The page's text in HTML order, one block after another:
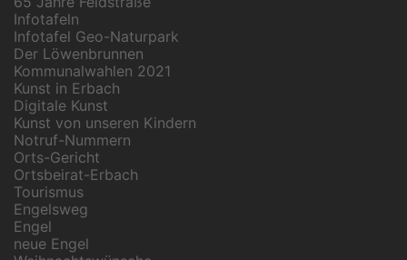
Infotafeln
Infotafel Geo-Naturpark
Der Löwenbrunnen
Kommunalwahlen 2021
Kunst in Erbach
Digitale Kunst
Kunst von unseren Kindern
Notruf-Nummern
Orts-Gericht
Ortsbeirat-Erbach
Tourismus
Engelsweg
Engel
neue Engel